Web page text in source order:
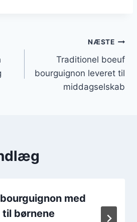
NÆSTE
Traditionel boeuf
bourguignon leveret til
middagselskab
med
børnene